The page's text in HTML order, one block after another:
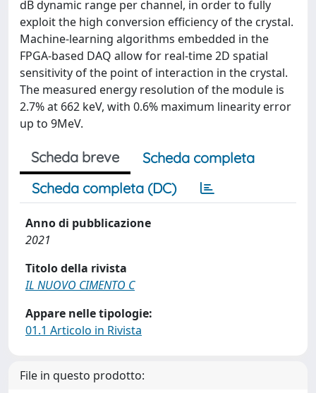
dB dynamic range per channel, in order to fully
exploit the high conversion efficiency of the crystal.
Machine-learning algorithms embedded in the
FPGA-based DAQ allow for real-time 2D spatial
sensitivity of the point of interaction in the crystal.
The measured energy resolution of the module is
2.7% at 662 keV, with 0.6% maximum linearity error
up to 9MeV.
Scheda breve
Scheda completa
Scheda completa (DC)
Anno di pubblicazione
2021
Titolo della rivista
IL NUOVO CIMENTO C
Appare nelle tipologie:
01.1 Articolo in Rivista
File in questo prodotto: